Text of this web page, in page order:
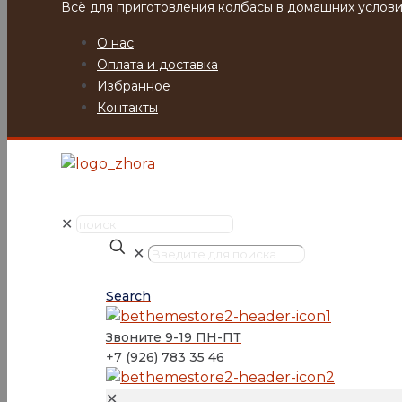
Всё для приготовления колбасы в домашних
О нас
Оплата и доставка
Избранное
Контакты
✕
✕
Search
Звоните 9-19 ПН-ПТ
+7 (926) 783 35 46